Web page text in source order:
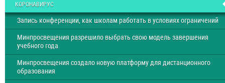
КОРОНАВИРУС
Запись конференции, как школам работать в условиях ограничений
Минпросвещения разрешило выбрать свою модель завершения
учебного года
Минпросвещения создало новую платформу для дистанционного
образования